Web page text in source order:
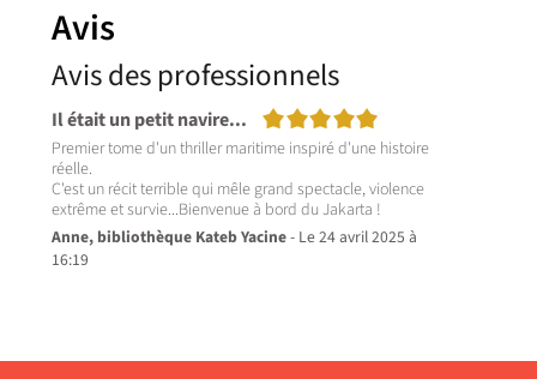
de...
Livre
Avis
Avis des professionnels
Il était un petit navire... 5/5
Premier tome d'un thriller maritime inspiré d'une histoire
réelle.
C'est un récit terrible qui mêle grand spectacle, violence
extrême et survie...Bienvenue à bord du Jakarta !
Anne, bibliothèque Kateb Yacine- Le 24 avril 2025 à
16:19